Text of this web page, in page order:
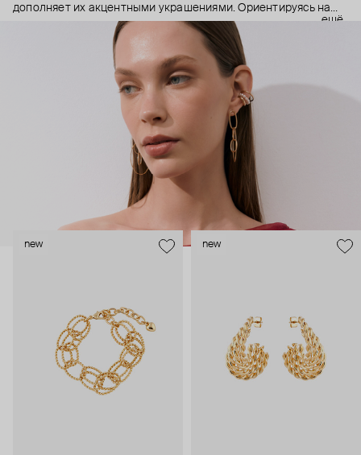
дополняет их акцентными украшениями. Ориентируясь на
долгосрочные тренды, вдохновляясь культурой, искусством и
людьми, Aloud показывает коллекции несколько раз в год. А
в названии бренда зашифрован призыв слушать внутренний
голос и транслировать его через украшения.
ещё
new new